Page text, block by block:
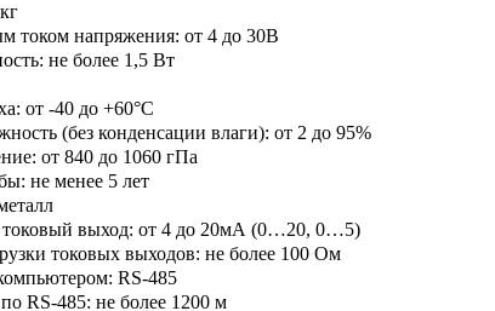
током напряжения: от 4 до 30В
не более 1,5 Вт
от -40 до +60°С
(без конденсации влаги): от 2 до 95%
от 840 до 1060 гПа
не менее 5 лет
выход: от 4 до 20мА (0…20, 0…5)
токовых выходов: не более 100 Ом
RS-485
RS-485: не более 1200 м